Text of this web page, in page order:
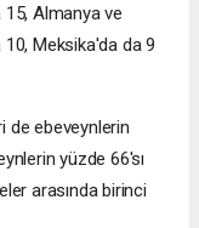
15, Almanya ve
Meksika'da da 9
de ebeveynlerin
yüzde 66'sı
arasında birinci